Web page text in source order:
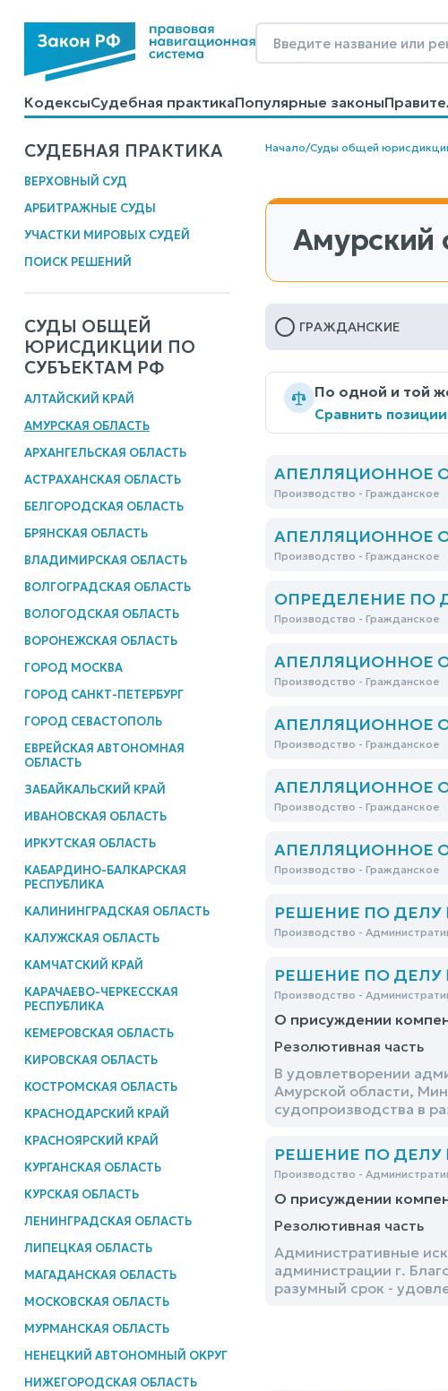
КодексыСудебная практикаПопулярные законы
КалькуляторыСправочные материалыОбразцы
СУДЕБНАЯ ПРАКТИКА
ВЕРХОВНЫЙ СУД
АРБИТРАЖНЫЕ СУДЫ
УЧАСТКИ МИРОВЫХ СУДЕЙ
ПОИСК РЕШЕНИЙ
СУДЫ ОБЩЕЙ
ЮРИСДИКЦИИ ПО
СУБЪЕКТАМ РФ
АЛТАЙСКИЙ КРАЙ
АМУРСКАЯ ОБЛАСТЬ
АРХАНГЕЛЬСКАЯ ОБЛАСТЬ
АСТРАХАНСКАЯ ОБЛАСТЬ
БЕЛГОРОДСКАЯ ОБЛАСТЬ
БРЯНСКАЯ ОБЛАСТЬ
ВЛАДИМИРСКАЯ ОБЛАСТЬ
ВОЛГОГРАДСКАЯ ОБЛАСТЬ
ВОЛОГОДСКАЯ ОБЛАСТЬ
ВОРОНЕЖСКАЯ ОБЛАСТЬ
ГОРОД МОСКВА
ГОРОД САНКТ-ПЕТЕРБУРГ
ГОРОД СЕВАСТОПОЛЬ
ЕВРЕЙСКАЯ АВТОНОМНАЯ
ОБЛАСТЬ
ЗАБАЙКАЛЬСКИЙ КРАЙ
ИВАНОВСКАЯ ОБЛАСТЬ
ИРКУТСКАЯ ОБЛАСТЬ
КАБАРДИНО-БАЛКАРСКАЯ
РЕСПУБЛИКА
КАЛИНИНГРАДСКАЯ ОБЛАСТЬ
КАЛУЖСКАЯ ОБЛАСТЬ
КАМЧАТСКИЙ КРАЙ
КАРАЧАЕВО-ЧЕРКЕССКАЯ
РЕСПУБЛИКА
КЕМЕРОВСКАЯ ОБЛАСТЬ
КИРОВСКАЯ ОБЛАСТЬ
КОСТРОМСКАЯ ОБЛАСТЬ
КРАСНОДАРСКИЙ КРАЙ
КРАСНОЯРСКИЙ КРАЙ
КУРГАНСКАЯ ОБЛАСТЬ
КУРСКАЯ ОБЛАСТЬ
ЛЕНИНГРАДСКАЯ ОБЛАСТЬ
ЛИПЕЦКАЯ ОБЛАСТЬ
МАГАДАНСКАЯ ОБЛАСТЬ
МОСКОВСКАЯ ОБЛАСТЬ
МУРМАНСКАЯ ОБЛАСТЬ
НЕНЕЦКИЙ АВТОНОМНЫЙ ОКРУГ
НИЖЕГОРОДСКАЯ ОБЛАСТЬ
Начало/Суды общей
Амурский
ГРАЖДАНСКИЕ
По одной и той
Сравнить
АПЕЛЛЯЦИОННОЕ
Производство - Гражданское
АПЕЛЛЯЦИОННОЕ
Производство - Гражданское
ОПРЕДЕЛЕНИЕ ПО
Производство - Гражданское
АПЕЛЛЯЦИОННОЕ
Производство - Гражданское
АПЕЛЛЯЦИОННОЕ
Производство - Гражданское
АПЕЛЛЯЦИОННОЕ
Производство - Гражданское
АПЕЛЛЯЦИОННОЕ
Производство - Гражданское
РЕШЕНИЕ ПО ДЕЛУ
Производство -
РЕШЕНИЕ ПО ДЕЛУ
Производство -
О присуждении
Резолютивная часть
В удовлетворении
Амурской области,
судопроизводства в
РЕШЕНИЕ ПО ДЕЛУ
Производство -
О присуждении
Резолютивная часть
Административные
администрации г.
разумный срок -